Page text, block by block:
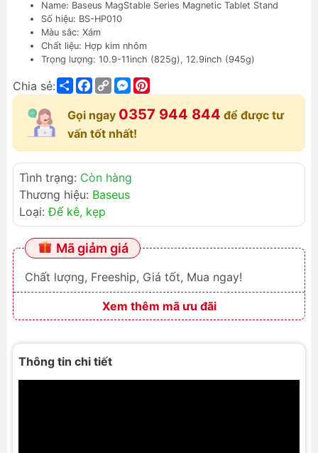
Name: Baseus MagStable Series Magnetic Tablet Stand
Số hiệu: BS-HP010
Màu sắc: Xám
Chất liệu: Hợp kim nhôm
Trọng lượng: 10.9-11inch (825g), 12.9inch (945g)
Chia sẻ: ShareFacebook
Copy
Link
Messenger
Gọi ngay 0357 944 844 để được tư
vấn tốt nhất!
Tình trạng: Còn hàng
Thương hiệu: Baseus
Loại:Đế kê, kẹp
Mã giảm giá
Chất lượng, Freeship, Giá tốt, Mua ngay!
Xem thêm mã ưu đãi
Thông tin chi tiết